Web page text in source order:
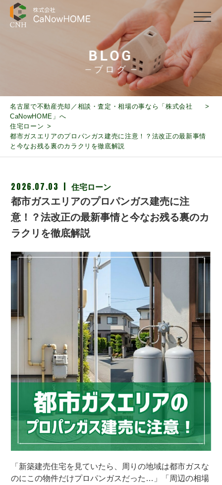
BLOG
ブログ
名古屋で不動産売却／相談・査定・相場の事なら「株式会社
CaNowHOME」へ
住宅ローン
都市ガスエリアのプロパンガス建売に注意！？法改正の最新事情
と今なお残る裏のカラクリを徹底解説
2026.07.03 住宅ローン
都市ガスエリアのプロパンガス建売に注
意！？法改正の最新事情と今なお残る裏のカ
ラクリを徹底解説
「新築建売住宅を見ていたら、周りの地域は都市ガスな
のにこの物件だけプロパンガスだった…」「周辺の相場